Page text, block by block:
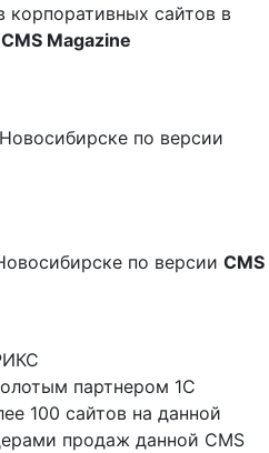
корпоративных сайтов в
CMS Magazine
по версии
по версии CMS
партнером 1С
100 сайтов на данной
продаж данной CMS